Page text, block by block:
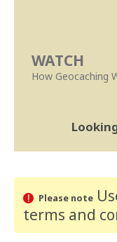
WATCH
How Geocaching
Please note
terms and